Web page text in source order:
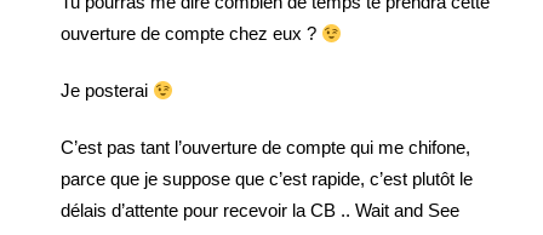
ouverture de compte chez eux ?
Je posterai
C’est pas tant l’ouverture de compte qui me chifone,
parce que je suppose que c’est rapide, c’est plutôt le
délais d’attente pour recevoir la CB .. Wait and See